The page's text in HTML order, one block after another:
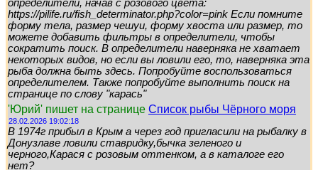
определители, начав с розового цвета:
https://pilife.ru/fish_determinator.php?color=pink Если помните
форму тела, размер чешуи, форму хвоста или размер, то
можете добавить фильтры в определители, чтобы
сократить поиск. В определители наверняка не хватает
некоторых видов, но если вы ловили его, то, наверняка эта
рыба должна быть здесь. Попробуйте воспользоваться
определителем. Также попробуйте выполнить поиск на
странице по слову "карась"
'Юрий' пишет на странице Список рыбы Чёрного моря
28.02.2026 19:02:18
В 1974г прибыл в Крым а через год пригласили на рыбалку в
Донузлаве ловили ставридку,бычка зеленого и
черного,Карася с розовым оттенком, а в каталоге его
нет?